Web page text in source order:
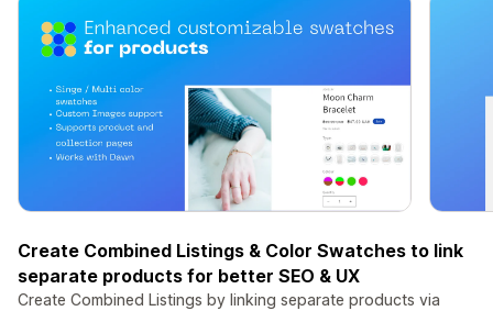
Create Combined Listings & Color Swatches to link
separate products for better SEO & UX
Create Combined Listings by linking separate products via